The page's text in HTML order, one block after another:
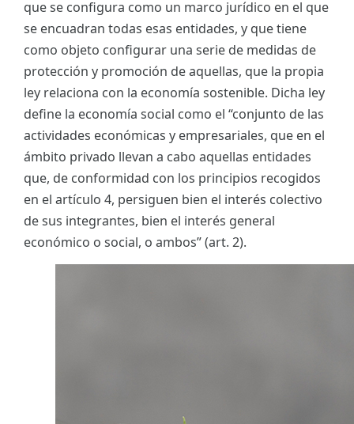
que se configura como un marco jurídico en el que
se encuadran todas esas entidades, y que tiene
como objeto configurar una serie de medidas de
protección y promoción de aquellas, que la propia
ley relaciona con la economía sostenible. Dicha ley
define la economía social como el “conjunto de las
actividades económicas y empresariales, que en el
ámbito privado llevan a cabo aquellas entidades
que, de conformidad con los principios recogidos
en el artículo 4, persiguen bien el interés colectivo
de sus integrantes, bien el interés general
económico o social, o ambos” (art. 2).